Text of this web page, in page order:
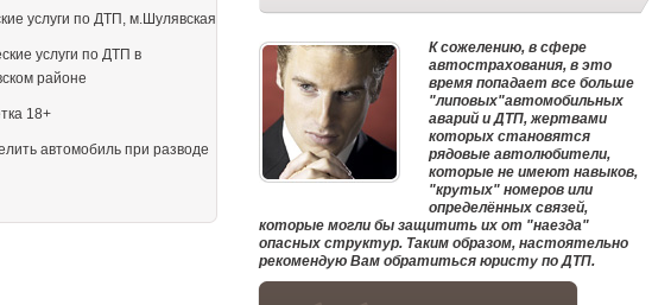
услуги по ДТП, м.Шулявская
услуги по ДТП в
районе
18+
автомобиль при разводе
К сожелению, в сфере
автострахования, в это
время попадает все больше
"липовых"автомобильных
аварий и ДТП, жертвами
которых становятся
рядовые автолюбители,
которые не имеют навыков,
"крутых" номеров или
определённых связей,
которые могли бы защитить их от "наезда"
опасных структур. Таким образом, настоятельно
рекомендую Вам обратиться юристу по ДТП.